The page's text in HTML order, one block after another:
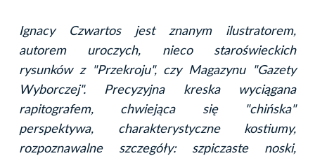
Ignacy Czwartos jest znanym ilustratorem,
autorem uroczych, nieco staroświeckich
rysunków z "Przekroju", czy Magazynu "Gazety
Wyborczej". Precyzyjna kreska wyciągana
rapitografem, chwiejąca się "chińska"
perspektywa, charakterystyczne kostiumy,
rozpoznawalne szczegóły: szpiczaste noski,